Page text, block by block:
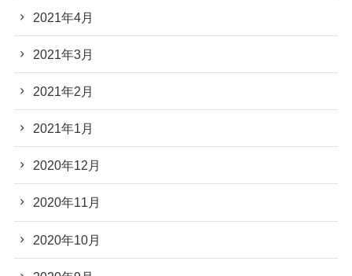
2021年4月
2021年3月
2021年2月
2021年1月
2020年12月
2020年11月
2020年10月